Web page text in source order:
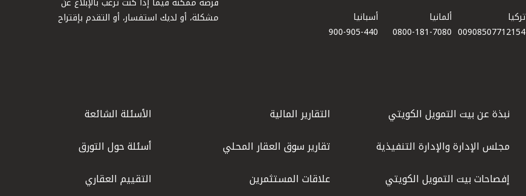
تركيا
00908507712154​
ألمانيا
0800-181-7080
أسبانيا
900-905-440
مشكلة، أو لديك استفسار، أو التقدم بإقتراح
نبذة عن بيت التمويل الكويتي
مجلس الإدارة والإدارة التنفيذية
إفصاحات بيت التمويل الكويتي
التقارير المالية
تقارير سوق العقار المحلي
علاقات المستثمرين
الأسئلة الشائعة
أسئلة حول التورق
التقييم العقاري